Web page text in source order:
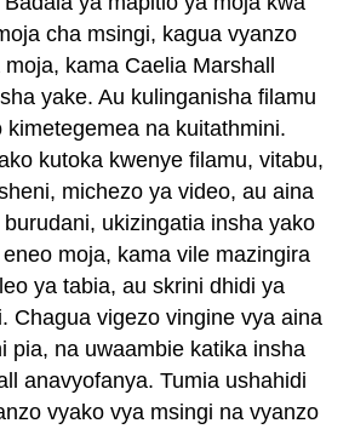
cha msingi, kagua vyanzo
kama Caelia Marshall
yake. Au kulinganisha filamu
kimetegemea na kuitathmini.
kutoka kwenye filamu, vitabu,
michezo ya video, au aina
ukizingatia insha yako
moja, kama vile mazingira
ya tabia, au skrini dhidi ya
Chagua vigezo vingine vya aina
pia, na uwaambie katika insha
anavyofanya. Tumia ushahidi
vyako vya msingi na vyanzo